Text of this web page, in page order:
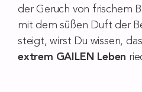
der Geruch von frischem
mit dem süßen Duft der
steigt, wirst Du wissen,
extrem GAILEN Leben